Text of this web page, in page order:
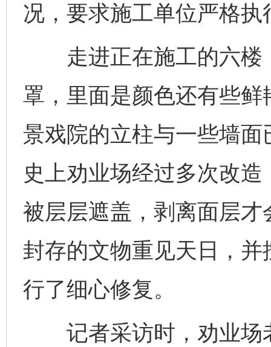
况，要求施工单位严格
走进正在施工的六楼
罩，里面是颜色还有些
景戏院的立柱与一些墙
史上劝业场经过多次改
被层层遮盖，剥离面层
封存的文物重见天日，并
行了细心修复。
记者采访时，劝业场